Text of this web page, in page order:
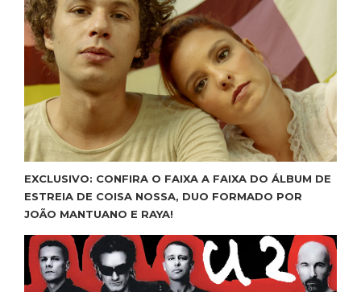
EXCLUSIVO: CONFIRA O FAIXA A FAIXA DO ÁLBUM DE
ESTREIA DE COISA NOSSA, DUO FORMADO POR
JOÃO MANTUANO E RAYA!